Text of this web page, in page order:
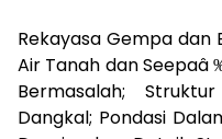
Rekayasa Gempa dan
Air Tanah dan Seepaâ
Bermasalah;
Dangkal; Pondasi